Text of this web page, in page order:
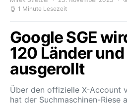
1 Minute Lesezeit
Google SGE
120 Länder
ausgerollt
Über den offizielle X-Account
hat der Suchmaschinen-Riese